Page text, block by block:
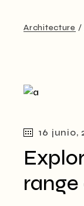
Architecture
16 junio,